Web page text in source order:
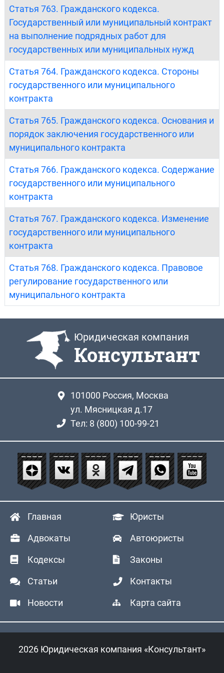
Статья 763. Гражданского кодекса.
Государственный или муниципальный контракт
на выполнение подрядных работ для
государственных или муниципальных нужд
Статья 764. Гражданского кодекса. Стороны
государственного или муниципального
контракта
Статья 765. Гражданского кодекса. Основания и
порядок заключения государственного или
муниципального контракта
Статья 766. Гражданского кодекса. Содержание
государственного или муниципального
контракта
Статья 767. Гражданского кодекса. Изменение
государственного или муниципального
контракта
Статья 768. Гражданского кодекса. Правовое
регулирование государственного или
муниципального контракта
Юридическая компания
Консультант
101000 Россия, Москва
ул. Мясницкая д.17
Тел: 8 (800) 100-99-21
Главная Юристы
Адвокаты Автоюристы
Кодексы Законы
Статьи Контакты
Новости Карта сайта
2026 Юридическая компания «Консультант»